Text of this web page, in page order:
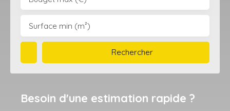
Surface min (m²)
Rechercher
Besoin d'une estimation rapide ?